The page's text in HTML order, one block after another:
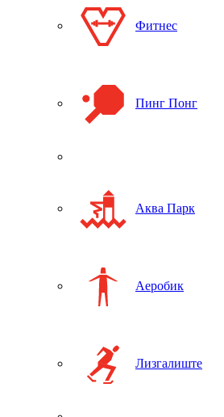
Фитнес
Пинг Понг
Аква Парк
Аеробик
Лизгалиште